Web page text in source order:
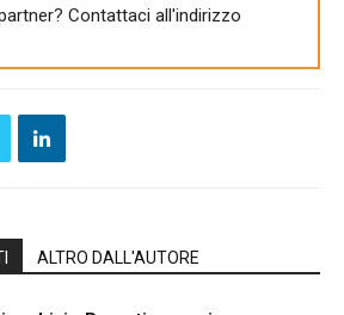
Contattaci all'indirizzo
ALTRO DALL'AUTORE